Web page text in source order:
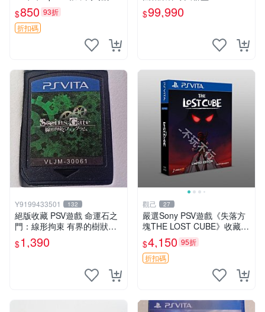
二張起可減張， 成色如圖，
原相機拍攝，一卡一拍，因相
機，光線環境等因素，成色可
$850 93折
折扣碼
THE SHOW 13 英文版 裸裝
台中
$99,990
Y9199433501 132
絕版收藏 PSV遊戲 命運石之
門：線形拘束 有界的樹狀圖
日版 VLJM-30061
$1,390
觀己 27
嚴選Sony PSV遊戲《失落方
塊THE LOST CUBE》收藏
版，英語原裝未拆封 失落方
塊 THE LOST CUBE PSV 精
華版 新作 權杖
$4,150 95折
折扣碼